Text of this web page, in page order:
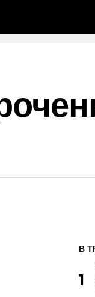
В